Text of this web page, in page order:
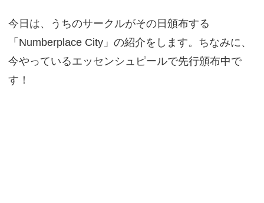
今日は、うちのサークルがその日頒布する
「Numberplace City」の紹介をします。ちなみに、
今やっているエッセンシュピールで先行頒布中で
す！